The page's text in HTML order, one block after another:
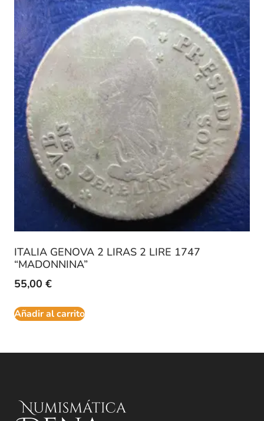
ITALIA GENOVA 2 LIRAS 2 LIRE 1747
“MADONNINA”
55,00 €
Añadir al carrito